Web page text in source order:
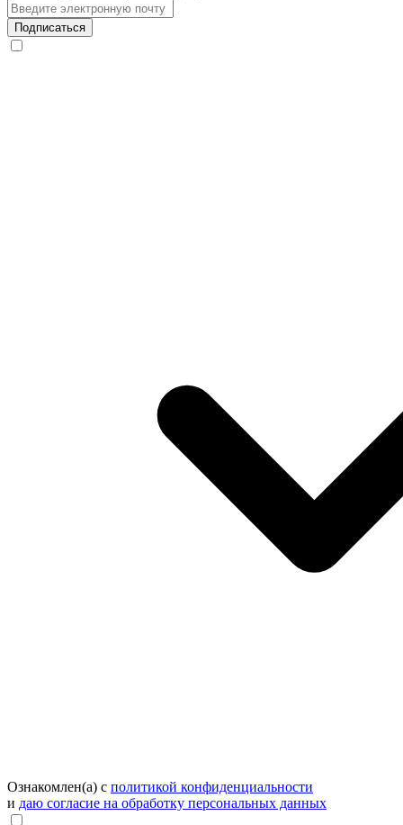
Подписаться
Ознакомлен(а) с политикой конфиденциальности
и даю согласие на обработку персональных данных